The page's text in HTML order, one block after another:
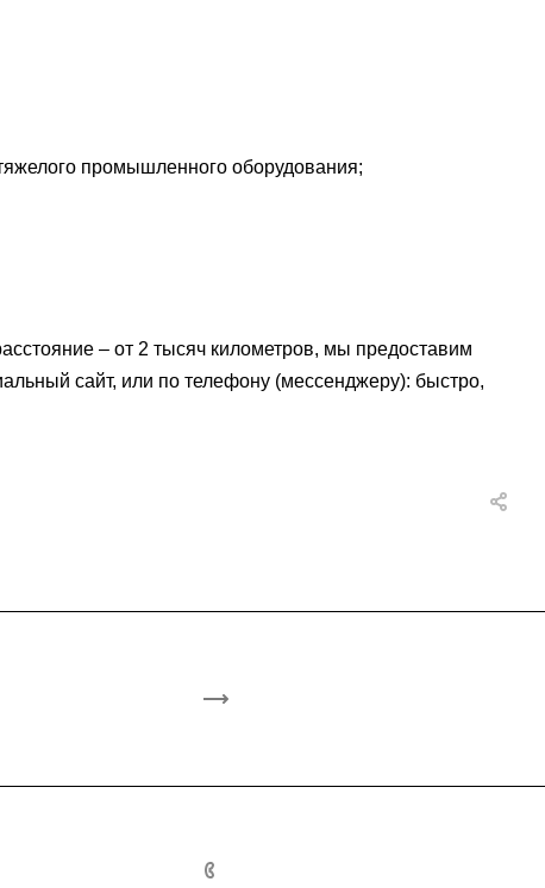
промышленного оборудования;
– от 2 тысяч километров, мы предоставим
сайт, или по телефону (мессенджеру): быстро,